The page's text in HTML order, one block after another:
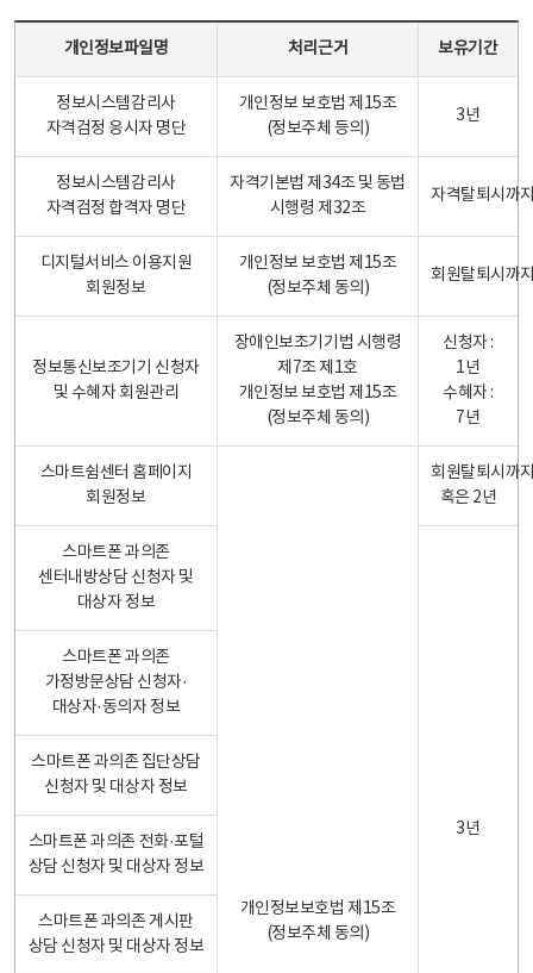
개인정보파일명 처리근거 보유기간
정보시스템감리사
자격검정 응시자 명단
개인정보 보호법 제15조
(정보주체 등의)
3년
정보시스템감리사
자격검정 합격자 명단
자격기본법 제34조 및 동법
시행령 제32조
자격탈퇴시까
디지털서비스 이용지원
회원정보
개인정보 보호법 제15조
(정보주체 동의)
회원탈퇴시까
정보통신보조기기 신청자
및 수혜자 회원관리
장애인보조기기법 시행령
제7조 제1호
개인정보 보호법 제15조
(정보주체 동의)
신청자 :
1년
수혜자 :
7년
스마트쉼센터 홈페이지
회원정보
개인정보보호법 제15조
(정보주체 동의)
회원탈퇴시까
혹은 2년
스마트폰 과의존
센터내방상담 신청자 및
대상자 정보
3년
스마트폰 과의존
가정방문상담 신청자·
대상자·동의자 정보
스마트폰 과의존 집단상담
신청자 및 대상자 정보
스마트폰 과의존 전화·포털
상담 신청자 및 대상자 정보
스마트폰 과의존 게시판
상담 신청자 및 대상자 정보